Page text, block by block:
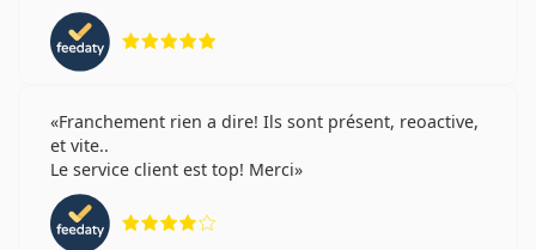
Franchement rien a dire! Ils sont présent, reoactive,
et vite..
Le service client est top! Merci